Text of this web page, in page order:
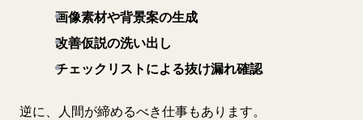
画像素材や背景案の生成
改善仮説の洗い出し
チェックリストによる抜け漏れ確認
逆に、人間が締めるべき仕事もあります。